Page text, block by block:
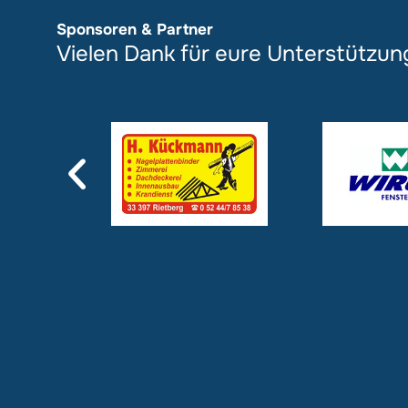
Sponsoren & Partner
Vielen Dank für eure